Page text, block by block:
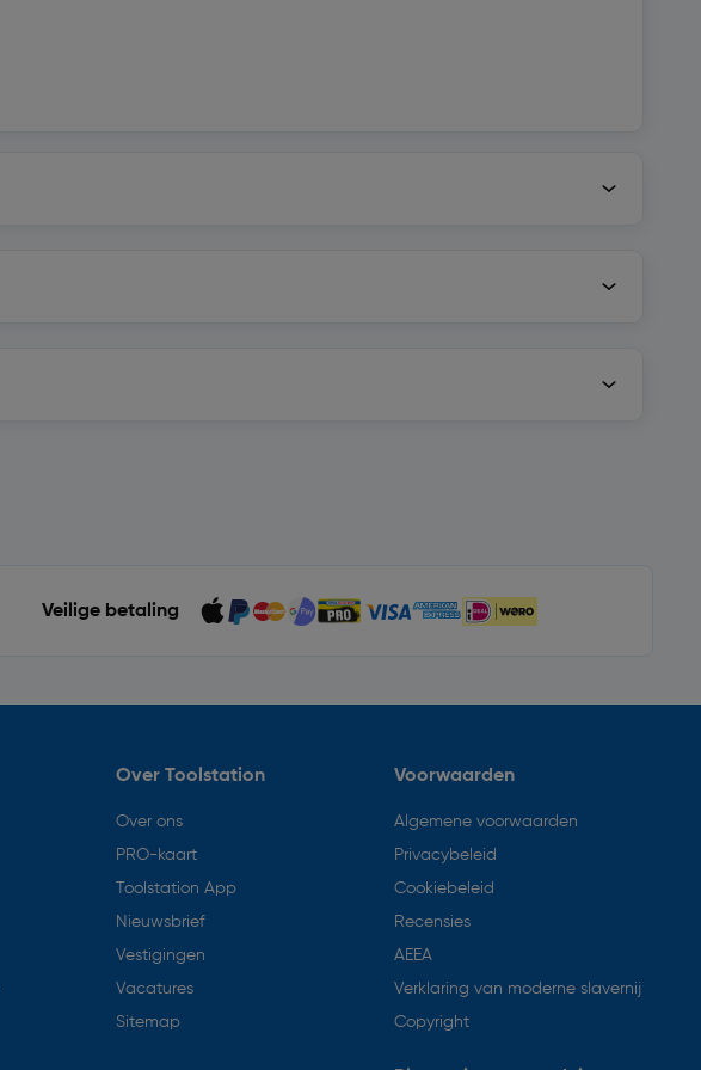
Veilige betaling
Over Toolstation
Over ons
PRO-kaart
Toolstation App
Nieuwsbrief
Vestigingen
Vacatures
Sitemap
Voorwaarden
Algemene voorwaarden
Privacybeleid
Cookiebeleid
Recensies
AEEA
Verklaring van moderne slavernij
Copyright